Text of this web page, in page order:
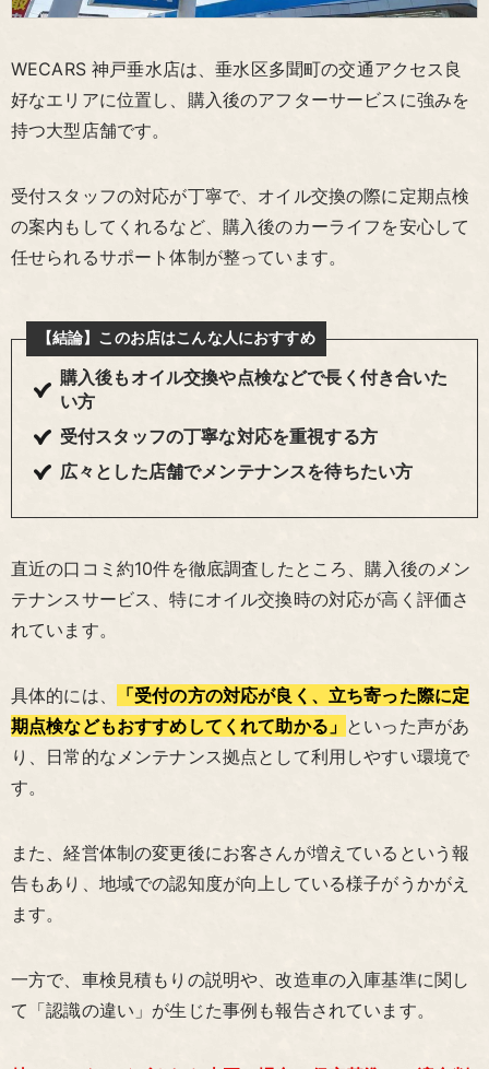
WECARS 神戸垂水店は、垂水区多聞町の交通アクセス良
好なエリアに位置し、購入後のアフターサービスに強みを
持つ大型店舗です。
受付スタッフの対応が丁寧で、オイル交換の際に定期点検
の案内もしてくれるなど、購入後のカーライフを安心して
任せられるサポート体制が整っています。
【結論】このお店はこんな人におすすめ
購入後もオイル交換や点検などで長く付き合いた
い方
受付スタッフの丁寧な対応を重視する方
広々とした店舗でメンテナンスを待ちたい方
直近の口コミ約10件を徹底調査したところ、購入後のメン
テナンスサービス、特にオイル交換時の対応が高く評価さ
れています。
具体的には、
「受付の方の対応が良く、立ち寄った際に定
期点検などもおすすめしてくれて助かる」 といった声があ
り、日常的なメンテナンス拠点として利用しやすい環境で
す。
また、経営体制の変更後にお客さんが増えているという報
告もあり、地域での認知度が向上している様子がうかがえ
ます。
一方で、車検見積もりの説明や、改造車の入庫基準に関し
て「認識の違い」が生じた事例も報告されています。